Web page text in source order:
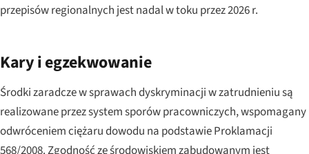
przepisów regionalnych jest nadal w toku przez 2026 r.
Kary i egzekwowanie
Środki zaradcze w sprawach dyskryminacji w zatrudnieniu są
realizowane przez system sporów pracowniczych, wspomagany
odwróceniem ciężaru dowodu na podstawie Proklamacji
568/2008. Zgodność ze środowiskiem zabudowanym jest